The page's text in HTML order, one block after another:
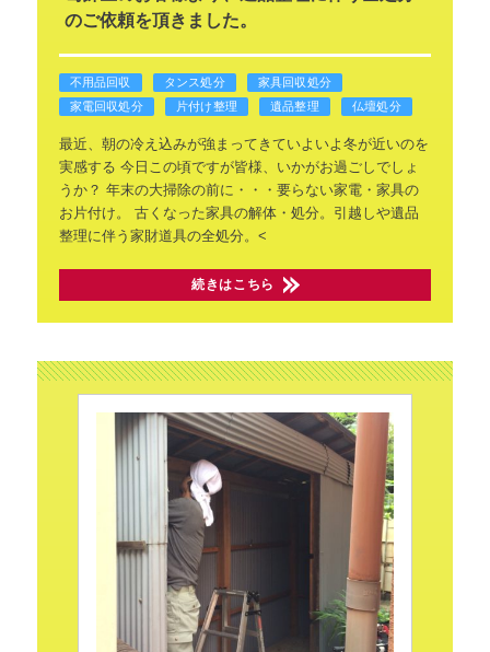
のご依頼を頂きました。
不用品回収 タンス処分
家具回収処分
家電回収処分
片付け整理 遺品整理 仏壇処分
最近、朝の冷え込みが強まってきていよいよ冬が近いのを
実感する 今日この頃ですが皆様、いかがお過ごしでしょ
うか？ 年末の大掃除の前に・・・要らない家電・家具の
お片付け。
古くなった家具の解体・処分。引越しや遺品
整理に伴う家財道具の全処分。<
続きはこちら